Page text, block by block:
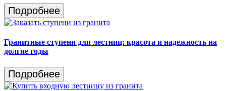
Подробнее
Гранитные ступени для лестниц: красота и надежность на
долгие годы
Подробнее